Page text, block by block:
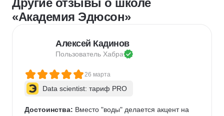
Другие отзывы о школе
«Академия Эдюсон»
Алексей Кадинов
Пользователь Хабра
26 марта
Data scientist: тариф PRO
Достоинства: Вместо "воды" делается акцент на